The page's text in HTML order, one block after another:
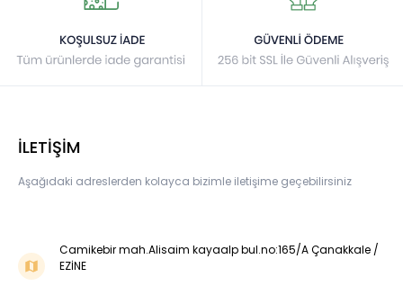
İLETİŞİM
Aşağıdaki adreslerden kolayca bizimle iletişime geçebilirsiniz
Camikebir mah.Alisaim kayaalp bul.no:165/A Çanakkale /
EZİNE